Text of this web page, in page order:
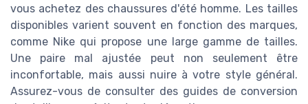
vous achetez des chaussures d'été homme. Les tailles
disponibles varient souvent en fonction des marques,
comme Nike qui propose une large gamme de tailles.
Une paire mal ajustée peut non seulement être
inconfortable, mais aussi nuire à votre style général.
Assurez-vous de consulter des guides de conversion